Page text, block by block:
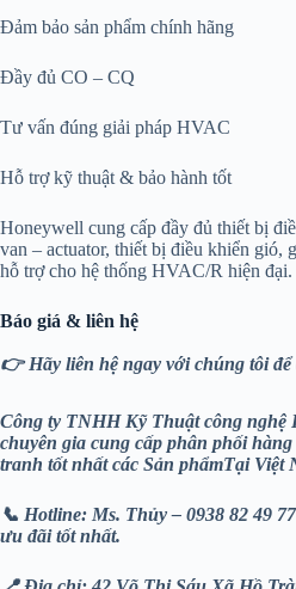
Đảm bảo sản phẩm chính hãng
Đầy đủ CO – CQ
Tư vấn đúng giải pháp HVAC
Hỗ trợ kỹ thuật & bảo hành tốt
Honeywell cung cấp đầy đủ thiết bị
van – actuator, thiết bị điều khiển gió,
hỗ trợ cho hệ thống HVAC/R hiện đại.
Báo giá & liên hệ
👉 Hãy liên hệ ngay với chúng tôi
Công ty TNHH Kỹ Thuật công nghệ
chuyên gia cung cấp phân phối
tranh tốt nhất các Sản phẩmTại Việt
📞 Hotline: Ms. Thủy – 0938 82 49
ưu đãi tốt nhất.